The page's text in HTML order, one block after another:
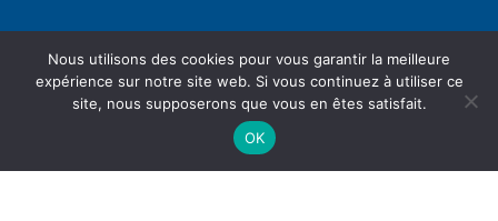
Copyright 2026 Institut Emmanuel d'Alzon Nîmes
Nous utilisons des cookies pour vous garantir la meilleure
expérience sur notre site web. Si vous continuez à utiliser ce
site, nous supposerons que vous en êtes satisfait.
OK